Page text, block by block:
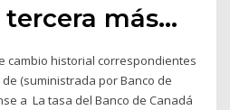
tercera más…
cambio historial correspondientes
(suministrada por Banco de
a La tasa del Banco de Canadá